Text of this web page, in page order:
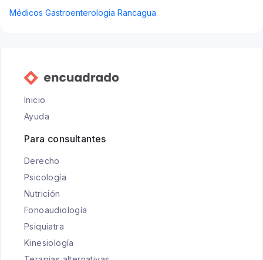
Médicos Gastroenterologia Rancagua
Inicio
Ayuda
Para consultantes
Derecho
Psicología
Nutrición
Fonoaudiología
Psiquiatra
Kinesiología